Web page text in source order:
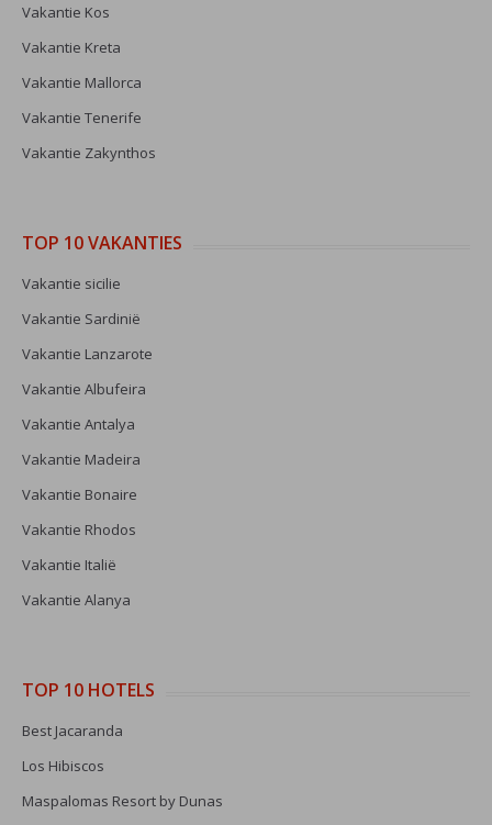
Vakantie Kos
Vakantie Kreta
Vakantie Mallorca
Vakantie Tenerife
Vakantie Zakynthos
TOP 10 VAKANTIES
Vakantie sicilie
Vakantie Sardinië
Vakantie Lanzarote
Vakantie Albufeira
Vakantie Antalya
Vakantie Madeira
Vakantie Bonaire
Vakantie Rhodos
Vakantie Italië
Vakantie Alanya
TOP 10 HOTELS
Best Jacaranda
Los Hibiscos
Maspalomas Resort by Dunas